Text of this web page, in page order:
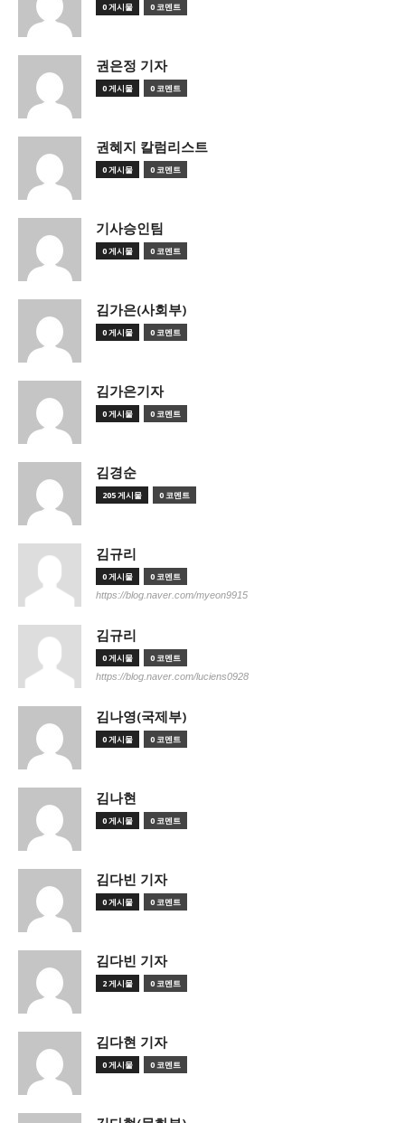
0 게시물 0 코멘트
권은정 기자
0 게시물 0 코멘트
권혜지 칼럼리스트
0 게시물 0 코멘트
기사승인팀
0 게시물 0 코멘트
김가은(사회부)
0 게시물 0 코멘트
김가은기자
0 게시물 0 코멘트
김경순
205 게시물 0 코멘트
김규리
0 게시물 0 코멘트
https://blog.naver.com/myeon9915
김규리
0 게시물 0 코멘트
https://blog.naver.com/luciens0928
김나영(국제부)
0 게시물 0 코멘트
김나현
0 게시물 0 코멘트
김다빈 기자
0 게시물 0 코멘트
김다빈 기자
2 게시물 0 코멘트
김다현 기자
0 게시물 0 코멘트